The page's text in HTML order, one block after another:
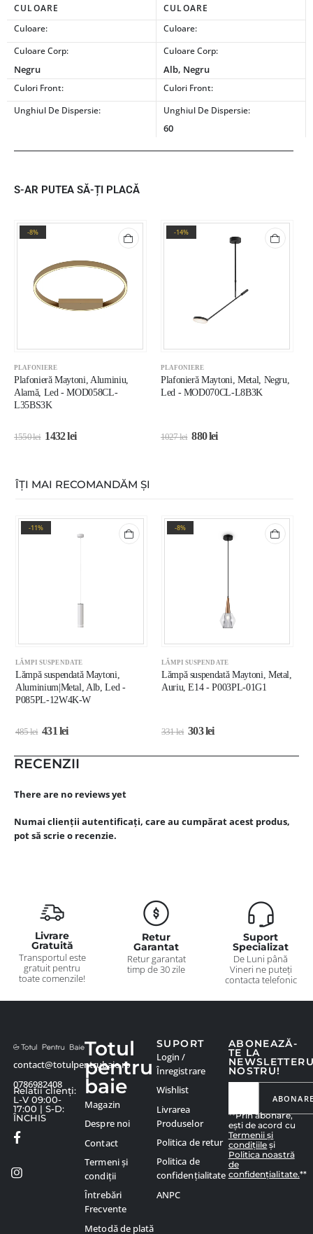
CULOARE
CULOARE
Culoare:
Culoare:
Culoare Corp:
Negru
Culoare Corp:
Alb, Negru
Culori Front:
Culori Front:
Unghiul De Dispersie:
Unghiul De Dispersie:
60
S-AR PUTEA SĂ-ȚI PLACĂ
-8%
PLAFONIERE
Plafonieră Maytoni, Aluminiu,
Alamă, Led - MOD058CL-
L35BS3K
1550lei 1432lei
-14%
PLAFONIERE
Plafonieră Maytoni, Metal, Negru,
Led - MOD070CL-L8B3K
1027lei 880lei
ÎȚI MAI RECOMANDĂM ȘI
-11%
LĂMPI SUSPENDATE
Lămpă suspendată Maytoni,
Aluminium|Metal, Alb, Led -
P085PL-12W4K-W
485lei 431lei
-8%
LĂMPI SUSPENDATE
Lămpă suspendată Maytoni, Metal,
Auriu, E14 - P003PL-01G1
331lei 303lei
RECENZII
There are no reviews yet
Numai clienții autentificați, care au cumpărat acest produs,
pot să scrie o recenzie.
Livrare
Gratuită
Transportul este
gratuit pentru
toate comenzile!
Retur
Garantat
Retur garantat
timp de 30 zile
Suport
Specializat
De Luni până
Vineri ne puteți
contacta telefonic
contact@totulpentrubaie.ro
0786982408
Relatii clienți:
L-V 09:00-
17:00 | S-D:
ÎNCHIS
ABONEAZĂ-
TE LA
NOSTRU!
**Prin abonare,
ești de acord cu
Termenii și
condițiile și
Politica noastră
de
confidențialitate.**
Totul
pentru
baie
Magazin
Despre noi
Contact
Termeni și
condiții
Întrebări
Frecvente
Metodă de plată
SUPORT
Login /
Înregistrare
Wishlist
Livrarea
Produselor
Politica de retur
Politica de
confidențialitate
ANPC